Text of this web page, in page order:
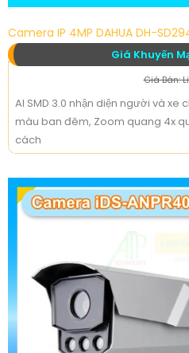
Camera IP 4MP DAHUA DH-
Giá Khuyến
Giá Bán:
AI SMD 3.0 nhận diện người và xe
màu ban đêm, Zoom quang 4x
cách